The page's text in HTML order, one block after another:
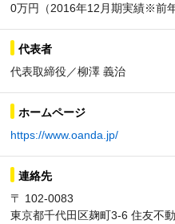
0万円（2016年12月期実績※前
代表者
代表取締役／柳澤 義治
ホームページ
https://www.oanda.jp/
連絡先
〒 102-0083
東京都千代田区麹町3-6 住友不